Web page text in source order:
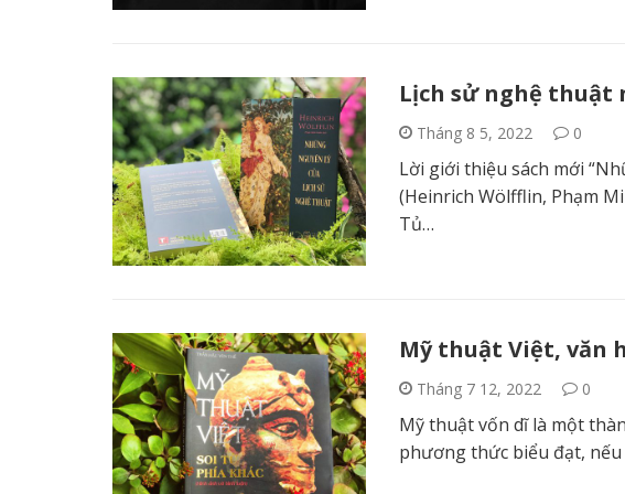
Lịch sử nghệ thuật
Tháng 8 5, 2022 0
Lời giới thiệu sách mới
(Heinrich Wölfflin, Phạm
Tủ…
Mỹ thuật Việt, văn
Tháng 7 12, 2022 0
Mỹ thuật vốn dĩ là một
phương thức biểu đạt,